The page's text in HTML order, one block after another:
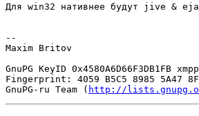
Для win32 нативнее будут jive &
--
Maxim Britov
GnuPG KeyID 0x4580A6D66F3DB1FB
Fingerprint: 4059 B5C5 8985 5A47
GnuPG-ru Team ( http://